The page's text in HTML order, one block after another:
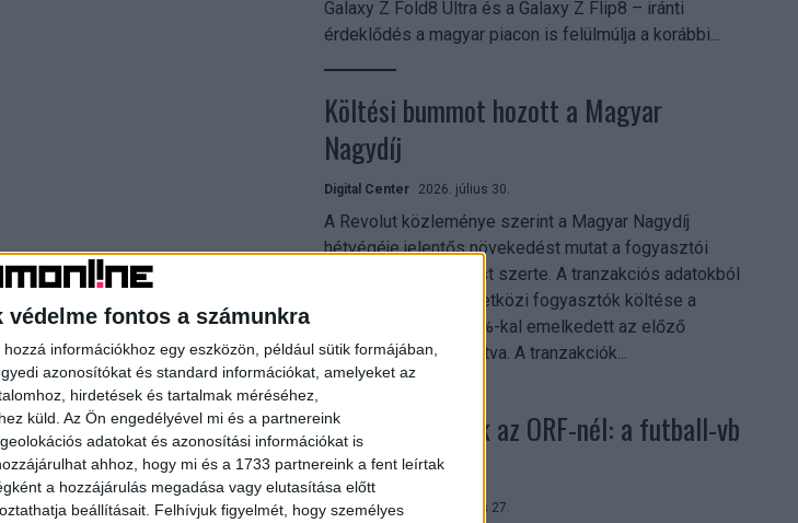
védelme fontos a számunkra
információkhoz egy eszközön, például sütik formájában,
azonosítókat és standard információkat, amelyeket az
hirdetések és tartalmak méréséhez,
küld. Az Ön engedélyével mi és a partnereink
adatokat és azonosítási információkat is
ahhoz, hogy mi és a 1733 partnereink a fent leírtak
a hozzájárulás megadása vagy elutasítása előtt
beállításait. Felhívjuk figyelmét, hogy személyes
Galaxy Z Fold8 Ultra és a Galaxy Z Flip8 – iránti
érdeklődés a magyar piacon is felülmúlja a korábbi...
Költési bummot hozott a Magyar
Nagydíj
Digital Center 2026. július 30.
A Revolut közleménye szerint a Magyar Nagydíj
hétvégéje jelentős növekedést mutat a fogyasztói
aktivitásban Budapest szerte. A tranzakciós adatokból
kiderül, hogy a nemzetközi fogyasztók költése a
versenyhétvégén 26%-kal emelkedett az előző
hétvégéhez viszonyítva. A tranzakciók...
Rekordok dőltek az ORF-nél: a futball-vb
mindent vitt
Digital Center 2026. július 27.